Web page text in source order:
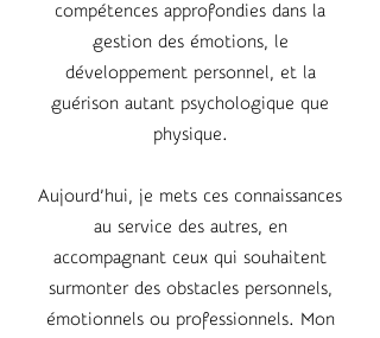
compétences approfondies dans la
gestion des émotions, le
développement personnel, et la
guérison autant psychologique que
physique.
Aujourd’hui, je mets ces connaissances
au service des autres, en
accompagnant ceux qui souhaitent
surmonter des obstacles personnels,
émotionnels ou professionnels. Mon